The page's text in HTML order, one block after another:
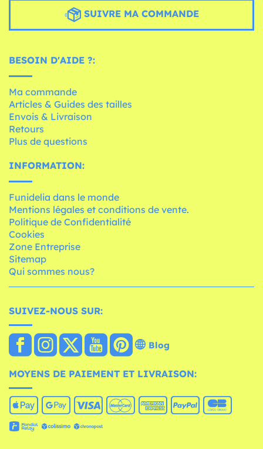
SUIVRE MA COMMANDE
BESOIN D'AIDE ?:
Ma commande
Articles & Guides des tailles
Envois & Livraison
Retours
Plus de questions
INFORMATION:
Funidelia dans le monde
Mentions légales et conditions de vente.
Politique de Confidentialité
Cookies
Zone Entreprise
Sitemap
Qui sommes nous?
SUIVEZ-NOUS SUR:
Blog
MOYENS DE PAIEMENT ET LIVRAISON: